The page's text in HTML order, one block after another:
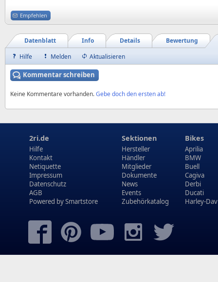
Empfehlen
Bewertung
Details
Info
Datenblatt
Hilfe
Melden Aktualisieren
Kommentar schreiben
Keine Kommentare vorhanden.Gebe doch den ersten ab!
2ri.de
Hilfe
Kontakt
Netiquette
Impressum
Datenschutz
AGB
Powered bySmartstore
Sektionen
Hersteller
Händler
Mitglieder
Dokumente
News
Events
Zubehörkatalog
Bikes
Aprilia
BMW
Buell
Cagiva
Derbi
Ducati
Harley-